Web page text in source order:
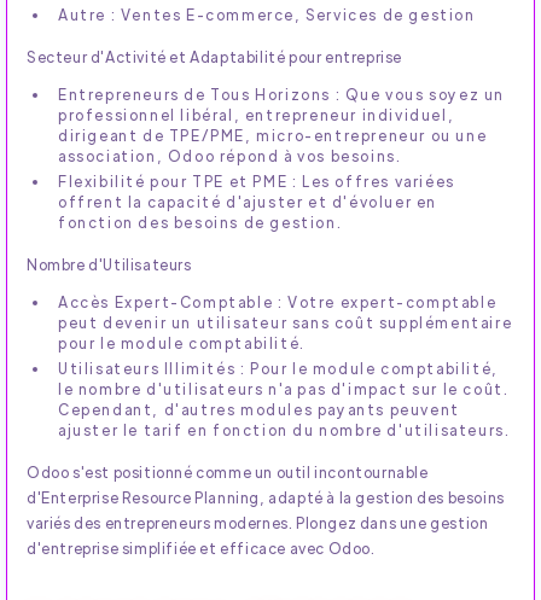
Autre : Ventes E-commerce, Services de gestion
Secteur d'Activité et Adaptabilité pour entreprise
Entrepreneurs de Tous Horizons : Que vous soyez un
professionnel libéral, entrepreneur individuel,
dirigeant de TPE/PME, micro-entrepreneur ou une
association, Odoo répond à vos besoins.
Flexibilité pour TPE et PME : Les offres variées
offrent la capacité d'ajuster et d'évoluer en
fonction des besoins de gestion.
Nombre d'Utilisateurs
Accès Expert-Comptable : Votre expert-comptable
peut devenir un utilisateur sans coût supplémentaire
pour le module comptabilité.
Utilisateurs Illimités : Pour le module comptabilité,
le nombre d'utilisateurs n'a pas d'impact sur le coût.
Cependant, d'autres modules payants peuvent
ajuster le tarif en fonction du nombre d'utilisateurs.
Odoo s'est positionné comme un outil incontournable
d'Enterprise Resource Planning, adapté à la gestion des besoins
variés des entrepreneurs modernes. Plongez dans une gestion
d'entreprise simplifiée et efficace avec Odoo.